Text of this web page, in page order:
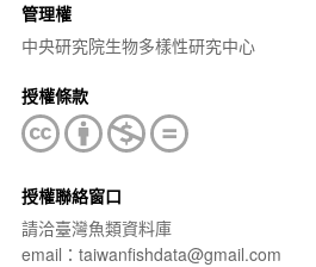
管理權
中央研究院生物多樣性研究中心
授權條款
授權聯絡窗口
請洽臺灣魚類資料庫
email：taiwanfishdata@gmail.com